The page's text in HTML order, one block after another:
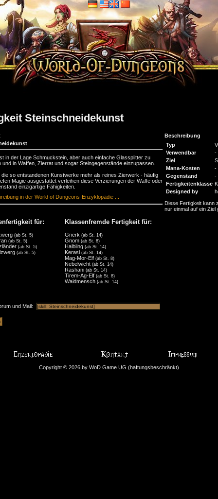
Steinschneidekunst
Beschreibung
in der Lage Schmuckstein, aber auch einfache Glassplitter zu
und in Waffen, Zierrat und sogar Steingegenstände einzupassen.
die so entstandenen Kunstwerke mehr als reines Zierwerk - häufig
Magie ausgestattet verleihen diese Verzierungen der Waffe oder
einzigartige Fähigkeiten.
in der World of Dungeons-Enzyklopädie ...
für:
(ab St. 5)
(ab St. 5)
(ab St. 5)
(ab St. 5)
Klassenfremde Fertigkeit für:
Gnerk (ab St. 14)
Gnom (ab St. 8)
Halbling (ab St. 14)
Kerasi (ab St. 14)
Mag-Mor-Elf (ab St. 8)
Nebelwicht (ab St. 14)
Rashani (ab St. 14)
Tirem-Ag-Elf (ab St. 8)
Waldmensch (ab St. 14)
Typ
Verwendbar
-
Ziel
Mana-Kosten
-
Gegenstand
-
Fertigkeitenklasse
Designed by
Diese Fertigkeit kann
nur einmal auf ein Ziel
und Mail:
Copyright © 2026 by WoD Game UG (haftungsbeschränkt)